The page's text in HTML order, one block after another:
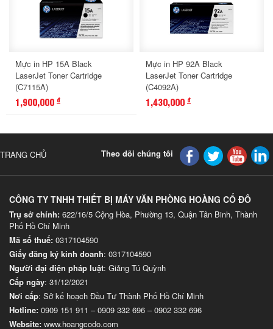
Mực in HP 15A Black
LaserJet Toner Cartridge
(C7115A)
1,900,000 đ
Mực in HP 92A Black
LaserJet Toner Cartridge
(C4092A)
1,430,000 đ
TRANG CHỦ Theo dõi chúng tôi
CÔNG TY TNHH THIẾT BỊ MÁY VĂN PHÒNG HOÀNG CỐ ĐÔ
Trụ sở chính: 622/16/5 Cộng Hòa, Phường 13, Quận Tân Binh, Thành
Phố Hồ Chí Minh
Mã số thuế: 0317104590
Giấy đăng ký kinh doanh: 0317104590
Người đại diện pháp luật: Giảng Tú Quỳnh
Cấp ngày: 31/12/2021
Nơi cấp: Sở kế hoạch Đầu Tư Thành Phố Hồ Chí Minh
Hotline: 0909 151 911 –0909 332 696 –0902 332 696
Website: www.hoangcodo.com